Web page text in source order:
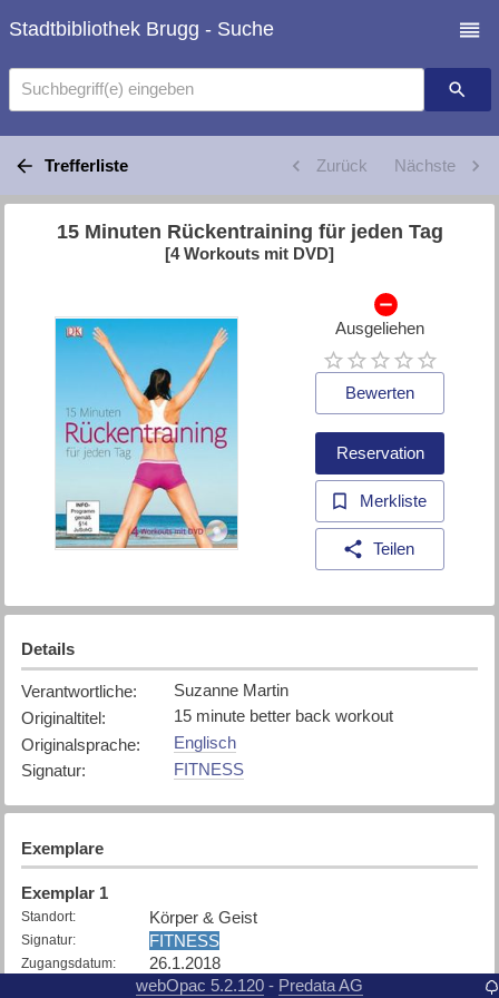
Stadtbibliothek Brugg - Suche
Suchbegriff(e) eingeben
Trefferliste Zurück Nächste
15 Minuten Rückentraining für jeden Tag
[4 Workouts mit DVD]
Ausgeliehen
Bewerten
Reservation
Merkliste
Teilen
Details
Verantwortliche:
Suzanne Martin
Originaltitel:
15 minute better back workout
Originalsprache:
Englisch
Signatur: FITNESS
Exemplare
Exemplar 1
Standort: Körper & Geist
Signatur: FITNESS
Zugangsdatum: 26.1.2018
Ausgeliehen bis 08.08.2026
webOpac 5.2.120 - Predata AG